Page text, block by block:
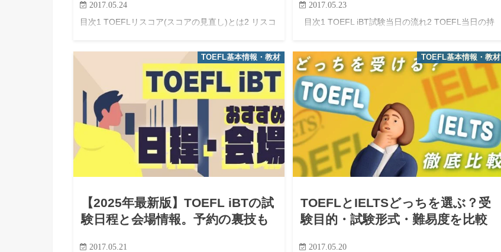
2017.05.24
目次1 TOEFLリスコア(スコアの見直し)とは2 リスコ
い場合とは？4 リスコアより確実なスコアアップの方
法とは？ TOEFLリスコア(スコアの見直し)とは
2017.05.23
目次1 TOEFL iBT試験当日の流れ2 TOEFL当日の持
を発揮するために4 よくある質問集 TOEFL iBT試験
当日の流れ TOEFL（読み方…
TOEFL基本情報・教材
【2025年最新版】TOEFL iBTの試
験日程と会場情報。予約の裏技も
2017.05.21
TOEFL基本情報・教材
TOEFLとIELTSどっちを選ぶ？受
験目的・試験形式・難易度を比較
2017.05.20